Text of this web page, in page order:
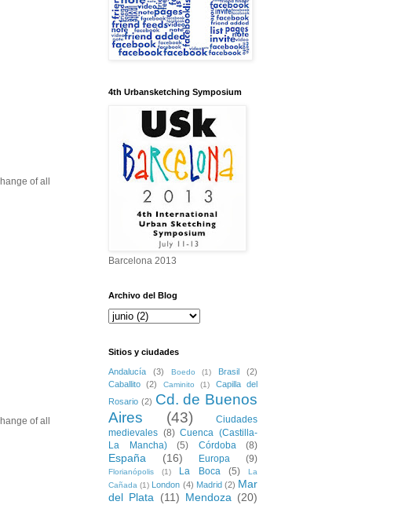
of all
of all
4th Urbansketching Symposium
Barcelona 2013
Archivo del Blog
Sitios y ciudades
Andalucía (3) Boedo (1) Brasil
(2)
Caballito
(2) Caminito (1)
Capilla del
Rosario (2) Cd. de Buenos
Aires
(43)
Ciudades
medievales (8) Cuenca (Castilla-
La Mancha)
(5) Córdoba (8)
España (16) Europa (9)
Florianópolis (1) La Boca (5)
La
Cañada (1) London (4) Madrid (2) Mar
del Plata (11) Mendoza (20)